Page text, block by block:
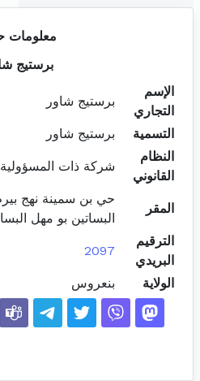
معلومات
برستيج
الإسم
التجاري
برستيج شاور
التسمية
برستيج شاور
النظام
القانوني
شركة ذات المسؤولية
المقر
حي بن سمينة نهج
البساتين بو مهل
الترقيم
البريدي
2097
الولاية بنعروس